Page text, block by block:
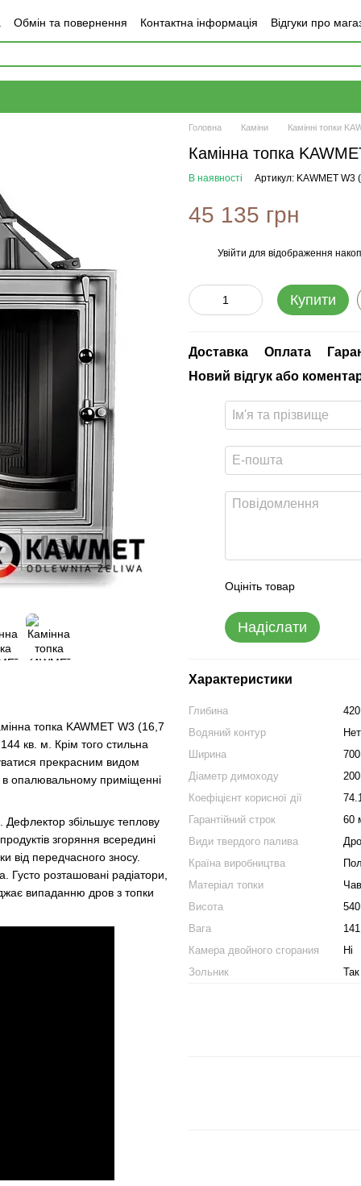
Обмін та повернення Контактна інформація Відгуки про
топка KAWMET W3 (16,7
кв. м. Крім того стильна
прекрасним видом
опалювальному приміщенні
збільшує теплову
згоряння всередині
від передчасного зносу.
Густо розташовані радіатори,
випаданню дров з топки
Головна Каміни Камінні топки
Камінна топка
В наявності Артикул: KAWMET W3
45 135 грн
Увійти для відображення
Купити
Доставка Оплата
Новий відгук або
Оцініть товар
Надіслати
Характеристики
Глибина
Водяний контур
Нет
Ширина
Діаметр димоходу
Коефіцієнт корисної дії
Гарантійний строк
60
Види твердого палива
Країна виробництва
Матеріал топки
Висота
Вага
Камера двойного сгорания
Ні
Зольник
Так